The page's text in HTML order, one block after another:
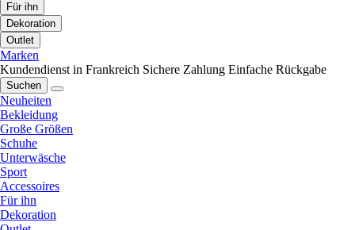
Für ihn
Dekoration
Outlet
Marken
Kundendienst in Frankreich Sichere Zahlung Einfache Rückgabe
Suchen
Neuheiten
Bekleidung
Große Größen
Schuhe
Unterwäsche
Sport
Accessoires
Für ihn
Dekoration